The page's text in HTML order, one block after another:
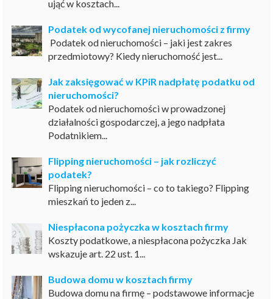
ująć w kosztach...
Podatek od wycofanej nieruchomości z firmy
Podatek od nieruchomości – jaki jest zakres
przedmiotowy? Kiedy nieruchomość jest...
Jak zaksięgować w KPiR nadpłatę podatku od
nieruchomości?
Podatek od nieruchomości w prowadzonej
działalności gospodarczej, a jego nadpłata
Podatnikiem...
Flipping nieruchomości – jak rozliczyć
podatek?
Flipping nieruchomości – co to takiego? Flipping
mieszkań to jeden z...
Niespłacona pożyczka w kosztach firmy
Koszty podatkowe, a niespłacona pożyczka Jak
wskazuje art. 22 ust. 1...
Budowa domu w kosztach firmy
Budowa domu na firmę – podstawowe informacje